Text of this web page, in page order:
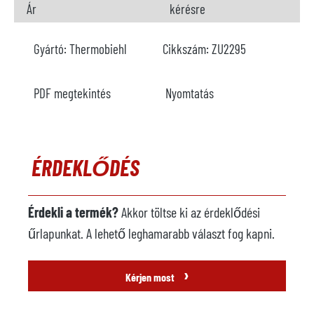
Ár
kérésre
Gyártó: Thermobiehl Cikkszám: ZU2295
PDF megtekintés Nyomtatás
ÉRDEKLŐDÉS
Érdekli a termék?Akkor töltse ki az érdeklődési
űrlapunkat. A lehető leghamarabb választ fog kapni.
Kérjen most ›